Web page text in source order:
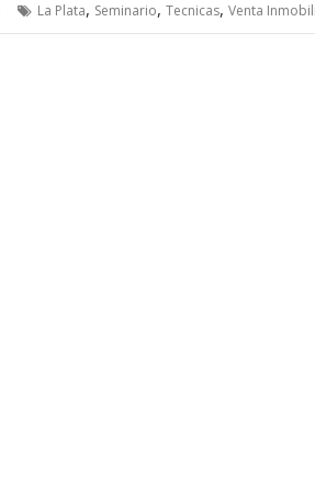
La Plata, Seminario, Tecnicas, Venta